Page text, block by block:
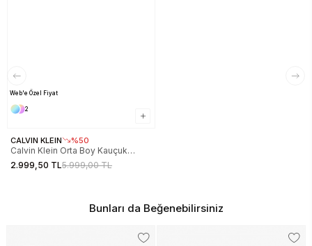
Web'e Özel Fiyat
2
CALVIN KLEIN %50
Calvin Klein Orta Boy Kauçuk
Yağmur Kadın Gri Bot
YW0YW02004-PA8
2.999,50 TL5.999,00 TL
Bunları da Beğenebilirsiniz